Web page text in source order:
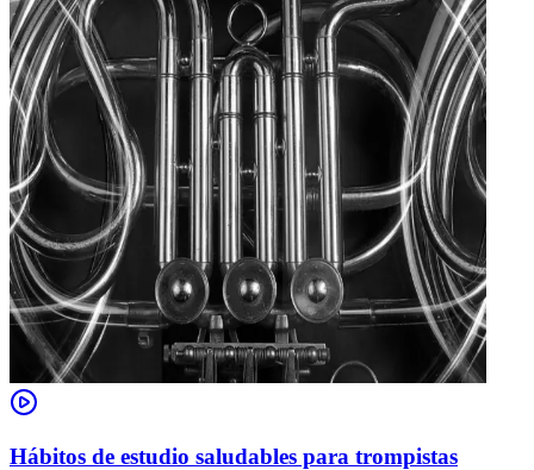
Hábitos de estudio saludables para trompistas